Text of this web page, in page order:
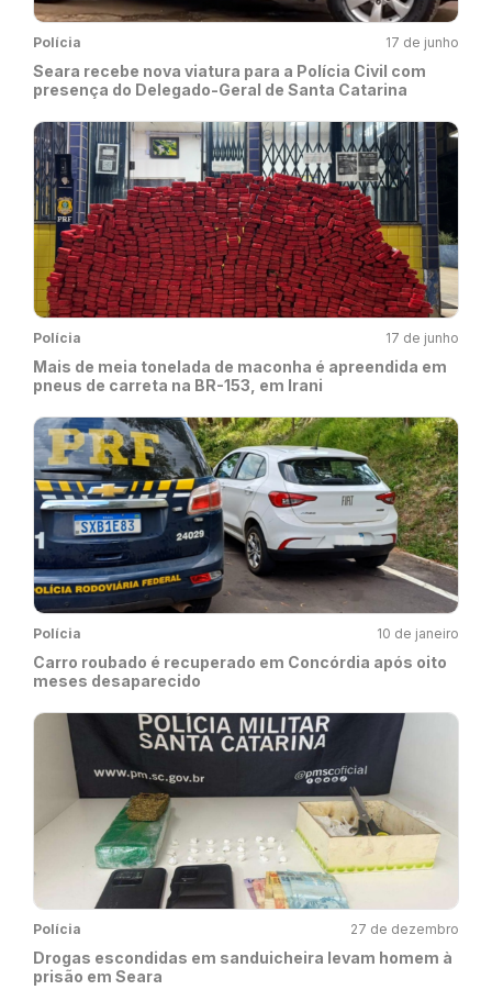
Polícia 17 de junho
Seara recebe nova viatura para a Polícia Civil com
presença do Delegado-Geral de Santa Catarina
Polícia 17 de junho
Mais de meia tonelada de maconha é apreendida em
pneus de carreta na BR-153, em Irani
Polícia 10 de janeiro
Carro roubado é recuperado em Concórdia após oito
meses desaparecido
Polícia 27 de dezembro
Drogas escondidas em sanduicheira levam homem à
prisão em Seara